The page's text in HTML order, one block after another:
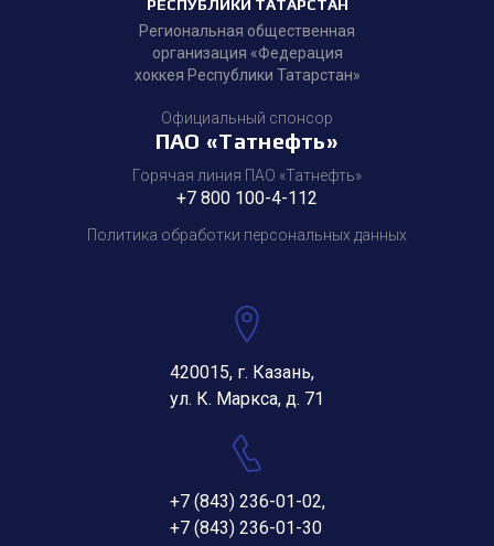
РЕСПУБЛИКИ ТАТАРСТАН
Региональная общественная
организация «Федерация
хоккея Республики Татарстан»
Официальный спонсор
ПАО «Татнефть»
Горячая линия ПАО «Татнефть»
+7 800 100-4-112
Политика обработки персональных данных
420015, г. Казань,
ул. К. Маркса, д. 71
+7 (843) 236-01-02,
+7 (843) 236-01-30